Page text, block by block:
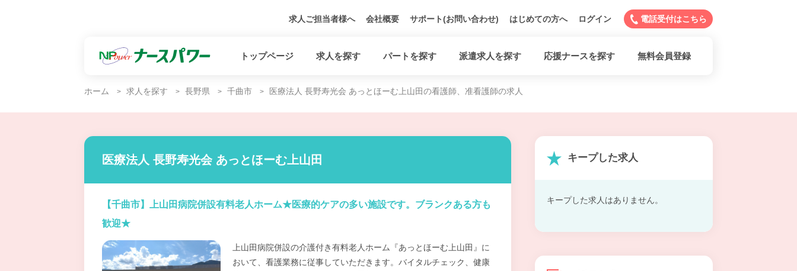
求人ご担当者様へ 会社概要 サポート(お問い合わせ) はじめての方へ ログイン 電話受付はこちら
トップページ 求人を探す パートを探す 派遣求人を探す 応援ナースを探す 無料会員登録
ホーム 求人を探す 長野県 千曲市 医療法人 長野寿光会 あっとほーむ上山田の看護師、准看護師の求人
医療法人 長野寿光会 あっとほーむ上山田
【千曲市】上山田病院併設有料老人ホーム★医療的ケアの多い施設です。ブランクある方も
歓迎★
上山田病院併設の介護付き有料老人ホーム『あっとほーむ上山田』に
おいて、看護業務に従事していただきます。バイタルチェック、健康
キープした求人
キープした求人はありません。